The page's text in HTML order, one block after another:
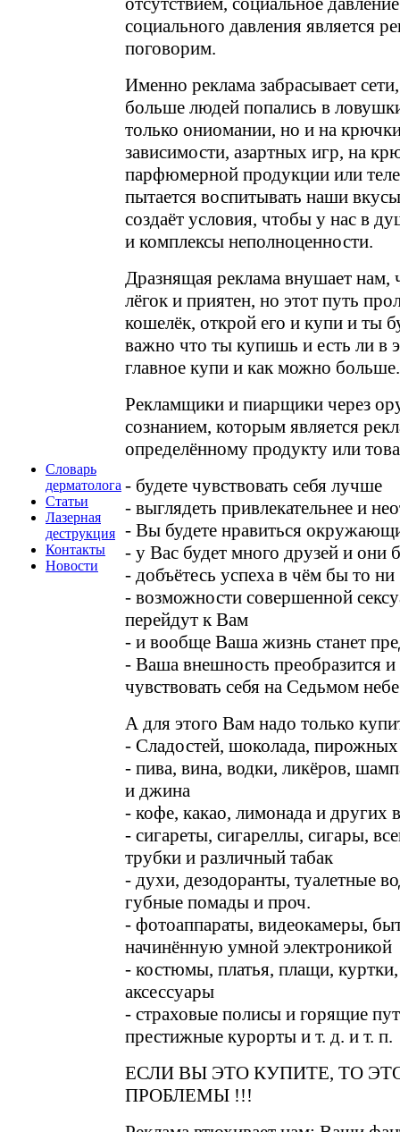
Словарь
дерматолога
Статьи
Лазерная
деструкция
Контакты
Новости
социального давления является
поговорим.
Именно реклама забрасывает
больше людей попались в
только ониомании, но и на
зависимости, азартных игр, на
парфюмерной продукции или
пытается воспитывать наши
создаёт условия, чтобы у нас в
и комплексы неполноценности.
Дразнящая реклама внушает нам,
лёгок и приятен, но этот путь
кошелёк, открой его и купи и ты
важно что ты купишь и есть ли в
главное купи и как можно больше.
Рекламщики и пиарщики через
сознанием, которым является
определённому продукту или
- будете чувствовать себя лучше
- выглядеть привлекательнее и
- Вы будете нравиться
- у Вас будет много друзей и они
- добъётесь успеха в чём бы то
- возможности совершенной
перейдут к Вам
- и вообще Ваша жизнь станет
- Ваша внешность преобразится и
чувствовать себя на Седьмом
А для этого Вам надо только
- Сладостей, шоколада, пирожных
- пива, вина, водки, ликёров,
и джина
- кофе, какао, лимонада и других
- сигареты, сигареллы, сигары,
трубки и различный табак
- духи, дезодоранты, туалетные
губные помады и проч.
- фотоаппараты, видеокамеры,
начинённую умной электроникой
- костюмы, платья, плащи,
аксессуары
- страховые полисы и горящие
престижные курорты и т. д. и т. п.
ЕСЛИ ВЫ ЭТО КУПИТЕ, ТО
ПРОБЛЕМЫ !!!